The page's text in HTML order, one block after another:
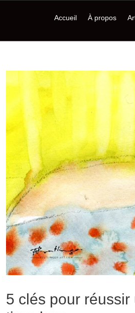
Accueil À propos
5 clés pour réussir